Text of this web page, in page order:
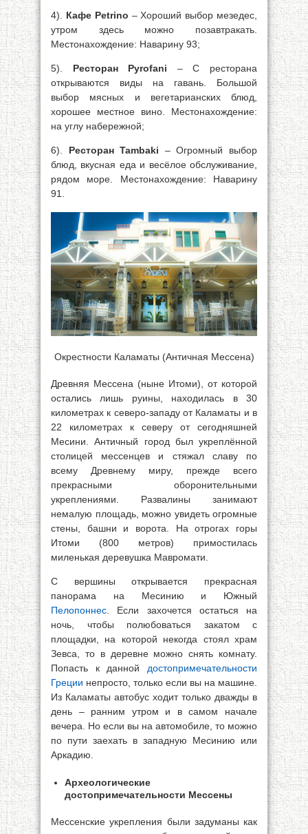
4). Кафе Petrino – Хороший выбор мезедес,
утром здесь можно позавтракать.
Местонахождение: Наварину 93;
5). Ресторан Pyrofani – С ресторана
открываются виды на гавань. Большой
выбор мясных и вегетарианских блюд,
хорошее местное вино. Местонахождение:
на углу набережной;
6). Ресторан Tambaki – Огромный выбор
блюд, вкусная еда и весёлое обслуживание,
рядом море. Местонахождение: Наварину
91.
Окрестности Каламаты (Античная Мессена)
Древняя Мессена (ныне Итоми), от которой
остались лишь руины, находилась в 30
километрах к северо-западу от Каламаты и в
22 километрах к северу от сегодняшней
Месини. Античный город был укреплённой
столицей мессенцев и стяжал славу по
всему Древнему миру, прежде всего
прекрасными оборонительными
укреплениями. Развалины занимают
немалую площадь, можно увидеть огромные
стены, башни и ворота. На отрогах горы
Итоми (800 метров) примостилась
миленькая деревушка Мавромати.
С вершины открывается прекрасная
панорама на Месинию и Южный
Пелопоннес . Если захочется остаться на
ночь, чтобы полюбоваться закатом с
площадки, на которой некогда стоял храм
Зевса, то в деревне можно снять комнату.
Попасть к данной достопримечательности
Греции непросто, только если вы на машине.
Из Каламаты автобус ходит только дважды в
день – ранним утром и в самом начале
вечера. Но если вы на автомобиле, то можно
по пути заехать в западную Месинию или
Аркадию.
Археологические
достопримечательности Мессены
Мессенские укрепления были задуманы как